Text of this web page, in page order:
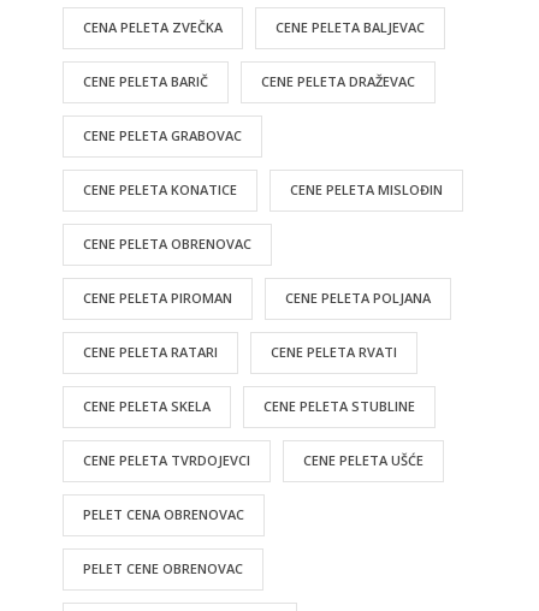
CENA PELETA ZVEČKA CENE PELETA BALJEVAC
CENE PELETA BARIČ CENE PELETA DRAŽEVAC
CENE PELETA GRABOVAC
CENE PELETA KONATICE CENE PELETA MISLOĐIN
CENE PELETA OBRENOVAC
CENE PELETA PIROMAN CENE PELETA POLJANA
CENE PELETA RATARI CENE PELETA RVATI
CENE PELETA SKELA CENE PELETA STUBLINE
CENE PELETA TVRDOJEVCI CENE PELETA UŠĆE
PELET CENA OBRENOVAC
PELET CENE OBRENOVAC